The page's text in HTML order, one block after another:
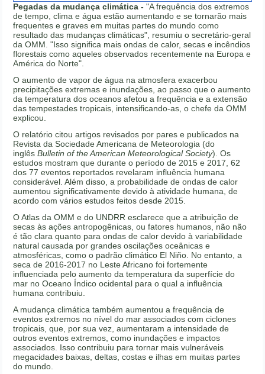
Pegadas da mudança climática -"A frequência dos extremos
de tempo, clima e água estão aumentando e se tornarão mais
frequentes e graves em muitas partes do mundo como
resultado das mudanças climáticas", resumiu o secretário-geral
da OMM. "Isso significa mais ondas de calor, secas e incêndios
florestais como aqueles observados recentemente na Europa e
América do Norte".
O aumento de vapor de água na atmosfera exacerbou
precipitações extremas e inundações, ao passo que o aumento
da temperatura dos oceanos afetou a frequência e a extensão
das tempestades tropicais, intensificando-as, o chefe da OMM
explicou.
O relatório citou artigos revisados por pares e publicados na
Revista da Sociedade Americana de Meteorologia (do
inglêsBulletin of the American Meteorological Society). Os
estudos mostram que durante o período de 2015 e 2017, 62
dos 77 eventos reportados revelaram influência humana
considerável. Além disso, a probabilidade de ondas de calor
aumentou significativamente devido à atividade humana, de
acordo com vários estudos feitos desde 2015.
O Atlas da OMM e do UNDRR esclarece que a atribuição de
secas às ações antropogênicas, ou fatores humanos, não não
é tão clara quanto para ondas de calor devido à variabilidade
natural causada por grandes oscilações oceânicas e
atmosféricas, como o padrão climático El Niño. No entanto, a
seca de 2016-2017 no Leste Africano foi fortemente
influenciada pelo aumento da temperatura da superfície do
mar no Oceano Índico ocidental para o qual a influência
humana contribuiu.
A mudança climática também aumentou a frequência de
eventos extremos no nível do mar associados com ciclones
tropicais, que, por sua vez, aumentaram a intensidade de
outros eventos extremos, como inundações e impactos
associados. Isso contribuiu para tornar mais vulneráveis
megacidades baixas, deltas, costas e ilhas em muitas partes
do mundo.